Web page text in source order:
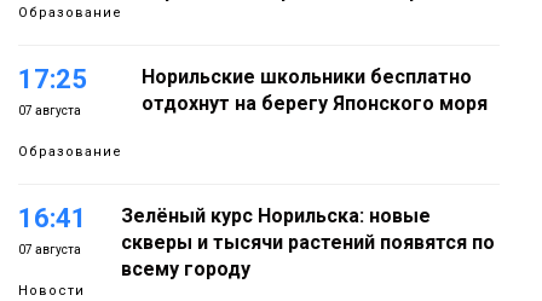
Образование
17:25
07 августа
Образование
Норильские школьники бесплатно
отдохнут на берегу Японского моря
16:41
07 августа
Новости
Зелёный курс Норильска: новые
скверы и тысячи растений появятся по
всему городу